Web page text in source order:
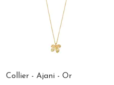
Collier - Ajani - Or